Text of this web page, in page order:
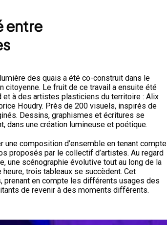
entre
des quais a été co-construit dans le
citoyenne. Le fruit de ce travail a ensuite été
et à des artistes plasticiens du territoire : Alix
Houdry. Près de 200 visuels, inspirés de
Dessins, graphismes et écritures se
dans une création lumineuse et poétique.
une composition d’ensemble en tenant compte
proposés par le collectif d’artistes. Au regard
une scénographie évolutive tout au long de la
trois tableaux se succèdent. Cet
prenant en compte les différents usages des
de revenir à des moments différents.